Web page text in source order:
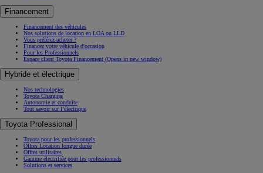
Financement
Financement des véhicules
Nos solutions de location en LOA ou LLD
Vous préférez acheter ?
Financez votre véhicule d'occasion
Pour les Professionnels
Espace client Toyota Financement (Opens in new window)
Hybride et électrique
Nos technologies
Toyota Charging
Autonomie et conduite
Tout savoir sur l’électrique
Toyota Professional
Toyota pour les professionnels
Offres Location longue durée
Offres utilitaires
Gamme électrifiée pour les professionnels
Solutions et services